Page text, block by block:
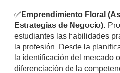
✅ Emprendimiento Floral
Estrategias de Negocio):
estudiantes las habilidades
la profesión. Desde la
la identificación del mercado
diferenciación de la